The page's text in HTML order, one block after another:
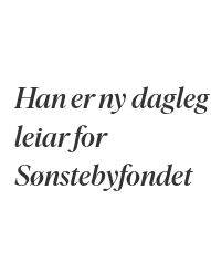
Han er ny dagleg
leiar for
Sønstebyfondet